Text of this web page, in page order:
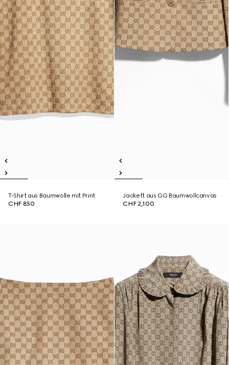
T-Shirt aus Baumwolle mit Print
CHF 850
Jackett aus GG Baumwollcanvas
CHF 2,100